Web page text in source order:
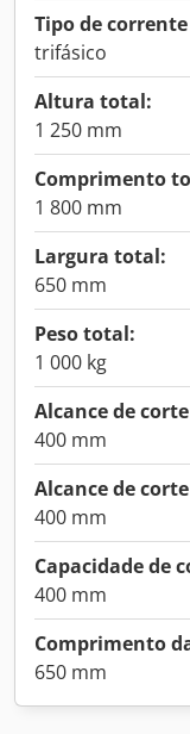
Tipo de
trifásico
Altura total:
1 250 mm
Comprimento
1 800 mm
Largura total:
650 mm
Peso total:
1 000 kg
Alcance de
400 mm
Alcance de
400 mm
Capacidade de
400 mm
Comprimento
650 mm